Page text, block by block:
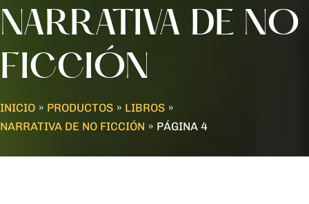
NARRATIVA DE NO
FICCIÓN
INICIO PRODUCTOS
LIBROS
NARRATIVA DE NO FICCIÓN
PÁGINA 4